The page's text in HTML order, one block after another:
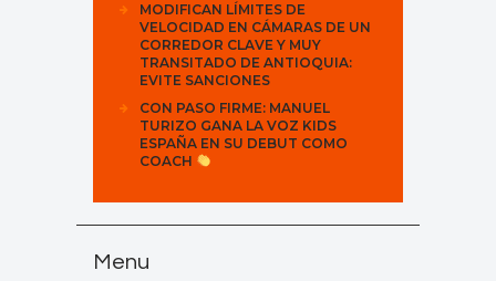
MODIFICAN LÍMITES DE
VELOCIDAD EN CÁMARAS DE UN
CORREDOR CLAVE Y MUY
TRANSITADO DE ANTIOQUIA:
EVITE SANCIONES
CON PASO FIRME: MANUEL
TURIZO GANA LA VOZ KIDS
ESPAÑA EN SU DEBUT COMO
COACH
Menu